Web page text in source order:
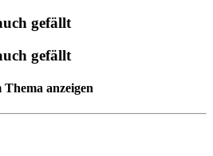
gefällt
gefällt
Thema anzeigen